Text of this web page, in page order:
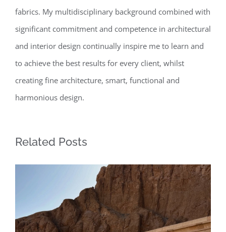
fabrics. My multidisciplinary background combined with
significant commitment and competence in architectural
and interior design continually inspire me to learn and
to achieve the best results for every client, whilst
creating fine architecture, smart, functional and
harmonious design.
Related Posts